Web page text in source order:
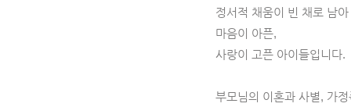
정서적 채움이 빈 채로 남아
마음이 아픈,
사랑이 고픈 아이들입니다.
부모님의 이혼과 사별, 가